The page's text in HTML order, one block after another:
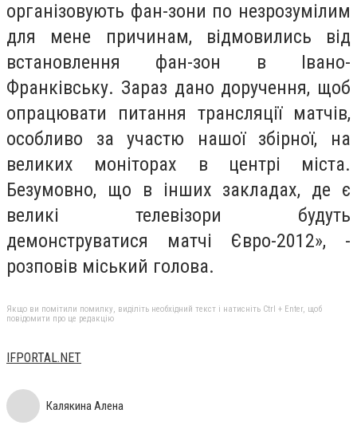
організовують фан-зони по незрозумілим
для мене причинам, відмовились від
встановлення фан-зон в Івано-
Франківську. Зараз дано доручення, щоб
опрацювати питання трансляції матчів,
особливо за участю нашої збірної, на
великих моніторах в центрі міста.
Безумовно, що в інших закладах, де є
великі телевізори будуть
демонструватися матчі Євро-2012», -
розповів міський голова.
Якщо ви помітили помилку, виділіть необхідний текст і натисніть Ctrl + Enter, щоб
повідомити про це редакцію
ІFPORTAL.NET
Калякина Алена